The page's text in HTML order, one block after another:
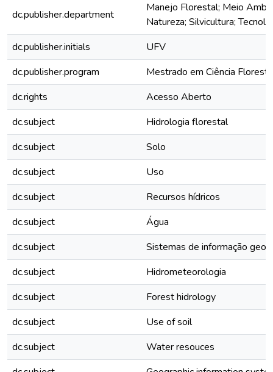
dc.publisher.department
Manejo Florestal; Meio
Natureza; Silvicultura;
dc.publisher.initials
UFV
dc.publisher.program
Mestrado em Ciência
dc.rights
Acesso Aberto
dc.subject
Hidrologia florestal
dc.subject
Solo
dc.subject
Uso
dc.subject
Recursos hídricos
dc.subject
Água
dc.subject
Sistemas de informação
dc.subject
Hidrometeorologia
dc.subject
Forest hidrology
dc.subject
Use of soil
dc.subject
Water resouces